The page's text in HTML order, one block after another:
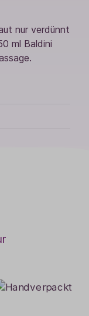
nur verdünnt
ml Baldini